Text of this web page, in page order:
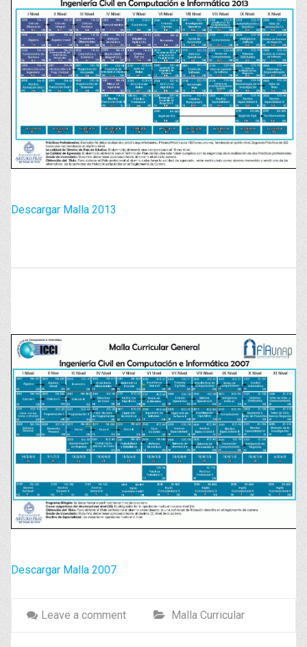
Descargar Malla 2013
Descargar Malla 2007
Leave a comment Malla Curricular